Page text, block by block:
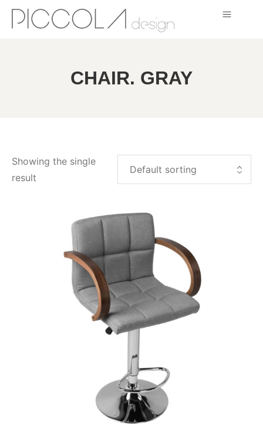
CHAIR. GRAY
Showing the single
result